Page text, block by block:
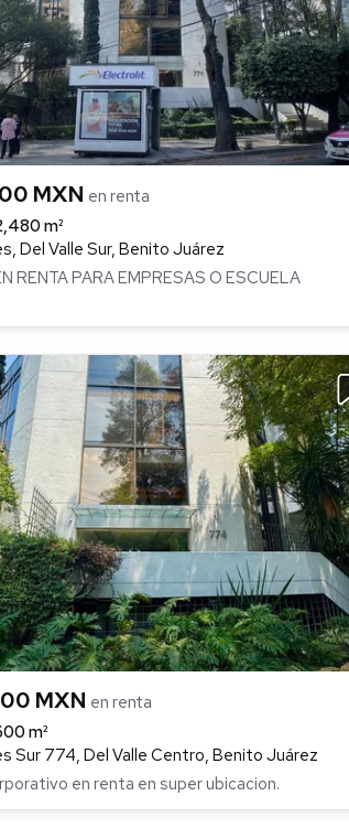
MXN en renta
m²
Del Valle Sur, Benito Juárez
RENTA PARA EMPRESAS O ESCUELA
MXN en renta
m²
Sur 774, Del Valle Centro, Benito Juárez
en renta en super ubicacion.